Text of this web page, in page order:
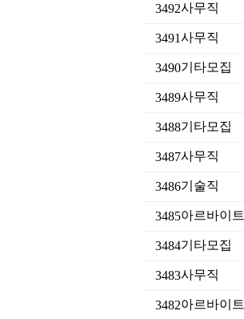
3492사무직
3491사무직
3490기타모집
3489사무직
3488기타모집
3487사무직
3486기술직
3485아르바이트
3484기타모집
3483사무직
3482아르바이트